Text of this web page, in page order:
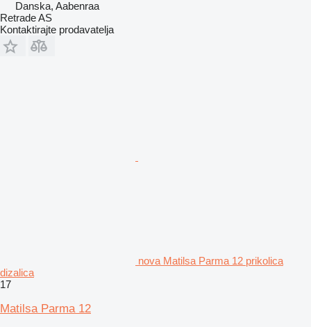
Danska, Aabenraa
Retrade AS
Kontaktirajte prodavatelja
nova Matilsa Parma 12 prikolica
dizalica
17
Matilsa Parma 12